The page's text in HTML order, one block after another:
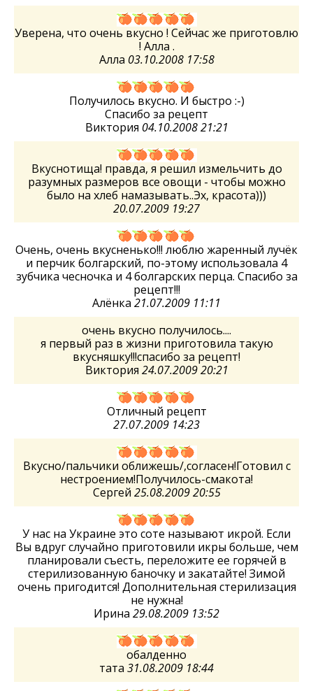
Уверена, что очень вкусно ! Сейчас же приготовлю
! Алла .
Алла 03.10.2008 17:58
Получилось вкусно. И быстро :-)
Спасибо за рецепт
Виктория 04.10.2008 21:21
Вкуснотища! правда, я решил измельчить до
разумных размеров все овощи - чтобы можно
было на хлеб намазывать..Эх, красота)))
20.07.2009 19:27
Очень, очень вкусненько!!! люблю жаренный лучёк
и перчик болгарский, по-этому использовала 4
зубчика чесночка и 4 болгарских перца. Спасибо за
рецепт!!!
Алёнка 21.07.2009 11:11
очень вкусно получилось....
я первый раз в жизни приготовила такую
вкусняшку!!!спасибо за рецепт!
Виктория 24.07.2009 20:21
Отличный рецепт
27.07.2009 14:23
Вкусно/пальчики оближешь/,согласен!Готовил с
нестроением!Получилось-смакота!
Сергей 25.08.2009 20:55
У нас на Украине это соте называют икрой. Если
Вы вдруг случайно приготовили икры больше, чем
планировали съесть, переложите ее горячей в
стерилизованную баночку и закатайте! Зимой
очень пригодится! Дополнительная стерилизация
не нужна!
Ирина 29.08.2009 13:52
обалденно
тата 31.08.2009 18:44